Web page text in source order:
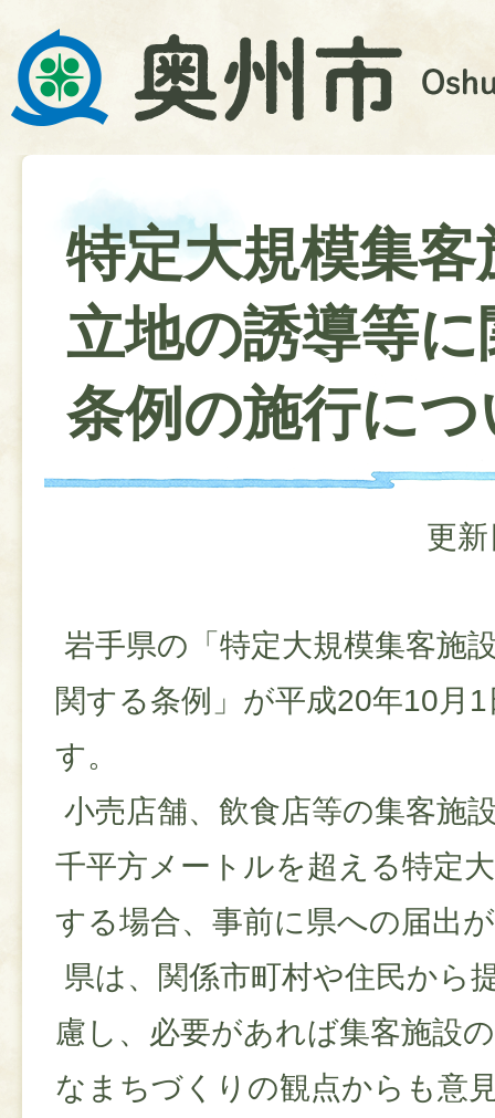
特定大規模集客
立地の誘導等
条例の施行に
更
岩手県の「特定大規模集客施
関する条例」が平成20年10月
す。
小売店舗、飲食店等の集客施
千平方メートルを超える特定
する場合、事前に県への届出
県は、関係市町村や住民から
慮し、必要があれば集客施設
なまちづくりの観点からも意